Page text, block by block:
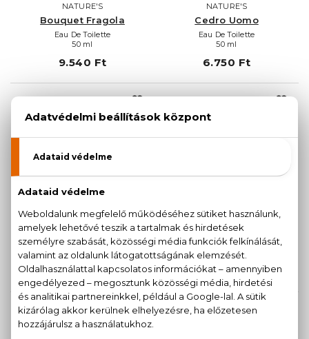
NATURE'S
Bouquet Fragola
Eau De Toilette
50 ml
9.540 Ft
NATURE'S
Cedro Uomo
Eau De Toilette
50 ml
6.750 Ft
BIO
NATURE'S
Hematite
Eau De Toilette
50 ml
7.280 Ft
NATURE'S
Muschío d'Acqua
Eau De Toilette
50 ml
7.170 Ft